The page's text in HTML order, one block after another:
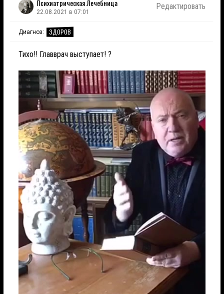
Психиатрическая Лечебница
22.08.2021 в 07:01
Редактировать
Диагноз: ЗДОРОВ
Тихо!! Главврач выступает! ?